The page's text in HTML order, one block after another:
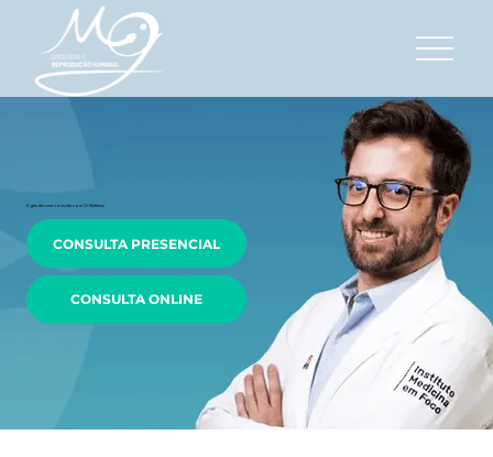
Agendar uma consulta com Dr Matheus
CONSULTA PRESENCIAL
CONSULTA ONLINE